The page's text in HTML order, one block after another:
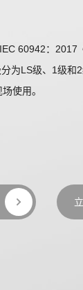
60942：2017
为LS级、1级和
使用。